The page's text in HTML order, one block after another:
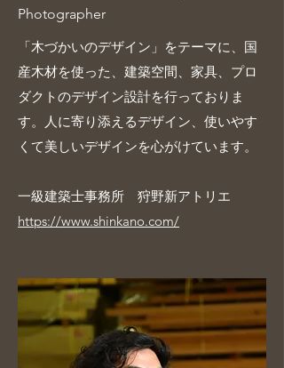
Photographer
「木づかいのデザイン」をテーマに、国
産木材を使った、建築空間、家具、プロ
ダクトのデザイン設計を行っておりま
す。人に寄り添えるデザイン、使いやす
くて美しいデザインを心がけています。
一級建築士事務所 狩野新アトリエ
https://www.shinkano.com/